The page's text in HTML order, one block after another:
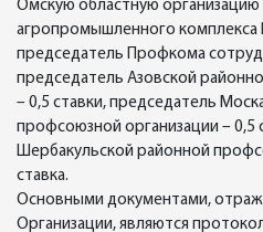
Омскую областную
агропромышленного комплекса
председатель Профкома
председатель Азовской
– 0,5 ставки, председатель
профсоюзной организации – 0,5
Шербакульской районной
ставка.
Основными документами,
Организации, являются